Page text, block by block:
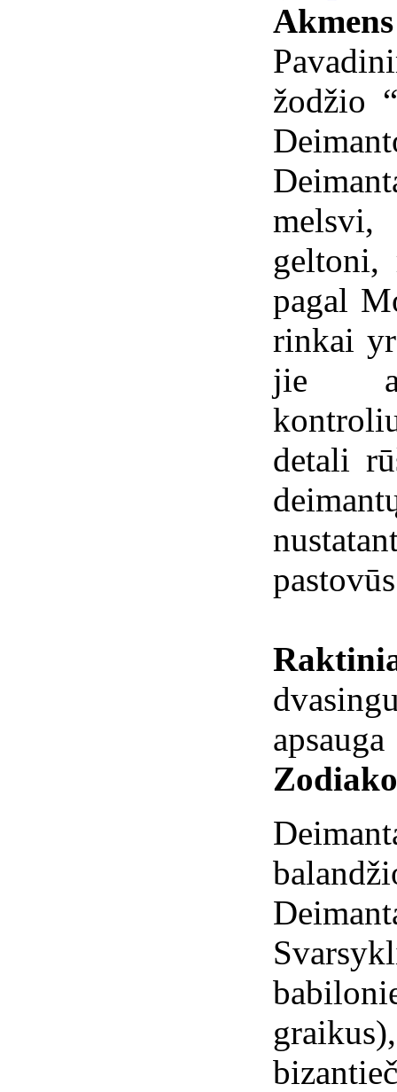
žodžio
geltoni,
pagal
rinkai
jie
detali
apsauga